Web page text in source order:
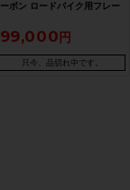
ーボン ロードバイク用フレー
（サイクルパラダイス山口よ
り配送)
99,000
只今、品切れ中です。